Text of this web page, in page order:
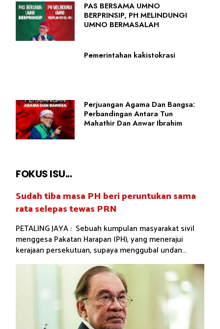
PAS BERSAMA UMNO
BERPRINSIP, PH MELINDUNGI
UMNO BERMASALAH
Pemerintahan kakistokrasi
Perjuangan Agama Dan Bangsa:
Perbandingan Antara Tun
Mahathir Dan Anwar Ibrahim
FOKUS ISU...
Sudah tiba masa PH beri peruntukan sama
rata selepas tewas PRN
PETALING JAYA : Sebuah kumpulan masyarakat sivil
menggesa Pakatan Harapan (PH), yang menerajui
kerajaan persekutuan, supaya menggubal undan...